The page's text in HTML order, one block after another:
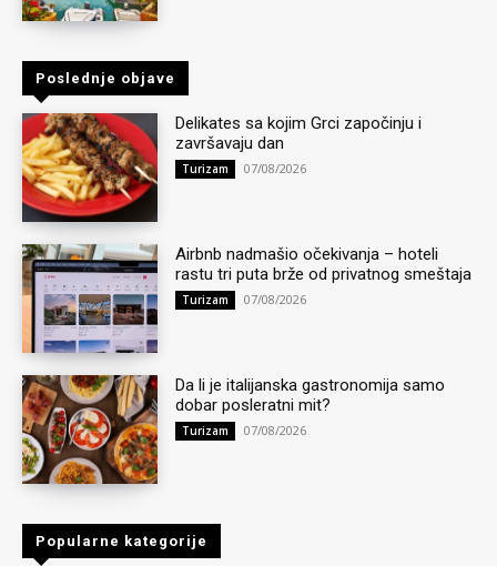
Poslednje objave
Delikates sa kojim Grci započinju i
završavaju dan
Turizam 07/08/2026
Airbnb nadmašio očekivanja – hoteli
rastu tri puta brže od privatnog smeštaja
Turizam 07/08/2026
Da li je italijanska gastronomija samo
dobar posleratni mit?
Turizam 07/08/2026
Popularne kategorije